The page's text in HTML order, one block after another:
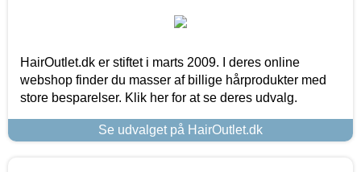
HairOutlet.dk er stiftet i marts 2009. I deres online
webshop finder du masser af billige hårprodukter med
store besparelser. Klik her for at se deres udvalg.
Se udvalget på HairOutlet.dk